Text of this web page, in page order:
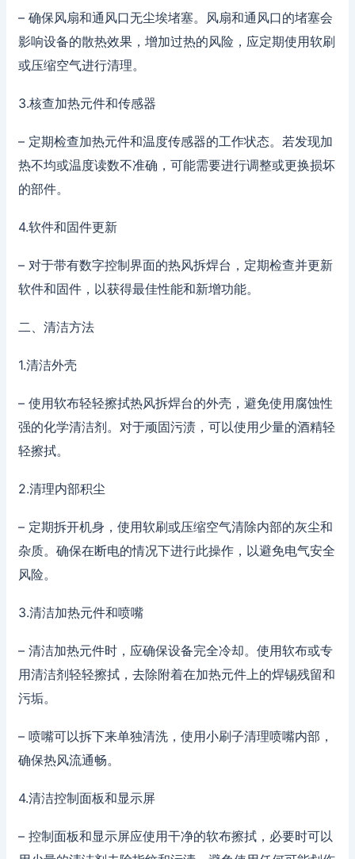
– 确保风扇和通风口无尘埃堵塞。风扇和通风口的堵塞会
影响设备的散热效果，增加过热的风险，应定期使用软刷
或压缩空气进行清理。
3.核查加热元件和传感器
– 定期检查加热元件和温度传感器的工作状态。若发现加
热不均或温度读数不准确，可能需要进行调整或更换损坏
的部件。
4.软件和固件更新
– 对于带有数字控制界面的热风拆焊台，定期检查并更新
软件和固件，以获得最佳性能和新增功能。
二、清洁方法
1.清洁外壳
– 使用软布轻轻擦拭热风拆焊台的外壳，避免使用腐蚀性
强的化学清洁剂。对于顽固污渍，可以使用少量的酒精轻
轻擦拭。
2.清理内部积尘
– 定期拆开机身，使用软刷或压缩空气清除内部的灰尘和
杂质。确保在断电的情况下进行此操作，以避免电气安全
风险。
3.清洁加热元件和喷嘴
– 清洁加热元件时，应确保设备完全冷却。使用软布或专
用清洁剂轻轻擦拭，去除附着在加热元件上的焊锡残留和
污垢。
– 喷嘴可以拆下来单独清洗，使用小刷子清理喷嘴内部，
确保热风流通畅。
4.清洁控制面板和显示屏
– 控制面板和显示屏应使用干净的软布擦拭，必要时可以